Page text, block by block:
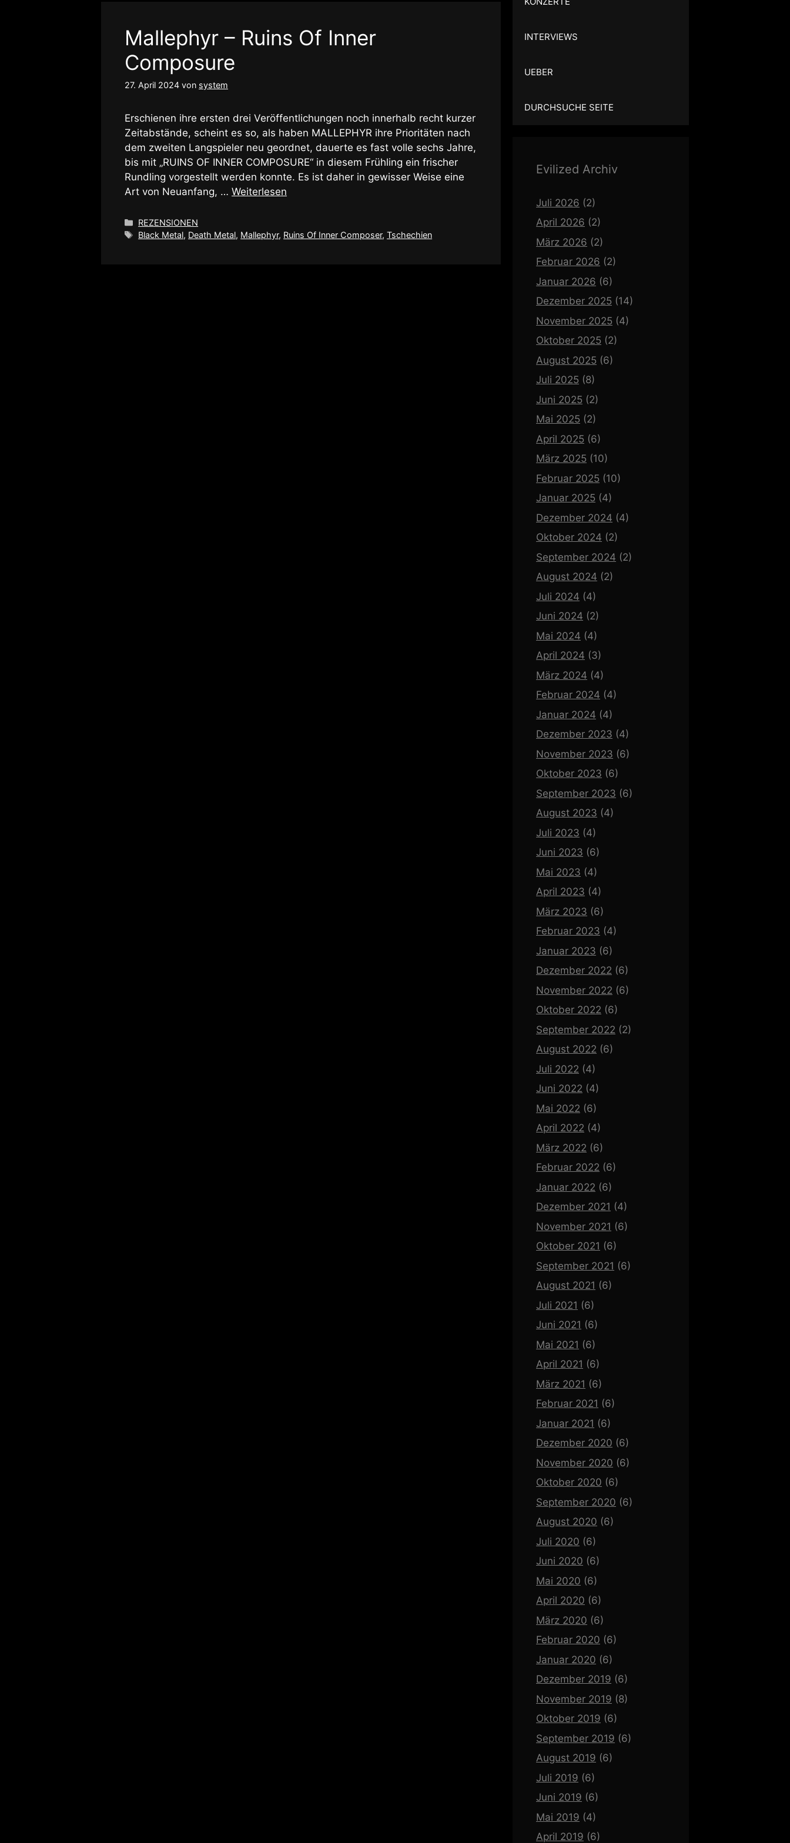
Mallephyr – Ruins Of Inner
Composure
27. April 2024 von system
Erschienen ihre ersten drei Veröffentlichungen noch innerhalb recht kurzer
Zeitabstände, scheint es so, als haben MALLEPHYR ihre Prioritäten nach
dem zweiten Langspieler neu geordnet, dauerte es fast volle sechs Jahre,
bis mit „RUINS OF INNER COMPOSURE“ in diesem Frühling ein frischer
Rundling vorgestellt werden konnte. Es ist daher in gewisser Weise eine
Art von Neuanfang, … Weiterlesen
Kategorien
REZENSIONEN
Schlagwörter
Black Metal, Death Metal, Mallephyr, Ruins Of Inner Composer,Tschechien
INTERVIEWS
UEBER
DURCHSUCHE SEITE
Evilized Archiv
Juli 2026 (2)
April 2026 (2)
März 2026 (2)
Februar 2026 (2)
Januar 2026 (6)
Dezember 2025 (14)
November 2025 (4)
Oktober 2025 (2)
August 2025 (6)
Juli 2025 (8)
Juni 2025 (2)
Mai 2025 (2)
April 2025 (6)
März 2025 (10)
Februar 2025 (10)
Januar 2025 (4)
Dezember 2024 (4)
Oktober 2024 (2)
September 2024 (2)
August 2024 (2)
Juli 2024 (4)
Juni 2024 (2)
Mai 2024 (4)
April 2024 (3)
März 2024 (4)
Februar 2024 (4)
Januar 2024 (4)
Dezember 2023 (4)
November 2023 (6)
Oktober 2023 (6)
September 2023 (6)
August 2023 (4)
Juli 2023 (4)
Juni 2023 (6)
Mai 2023 (4)
April 2023 (4)
März 2023 (6)
Februar 2023 (4)
Januar 2023 (6)
Dezember 2022 (6)
November 2022 (6)
Oktober 2022 (6)
September 2022 (2)
August 2022 (6)
Juli 2022 (4)
Juni 2022 (4)
Mai 2022 (6)
April 2022 (4)
März 2022 (6)
Februar 2022 (6)
Januar 2022 (6)
Dezember 2021 (4)
November 2021 (6)
Oktober 2021 (6)
September 2021 (6)
August 2021 (6)
Juli 2021 (6)
Juni 2021 (6)
Mai 2021 (6)
April 2021 (6)
März 2021 (6)
Februar 2021 (6)
Januar 2021 (6)
Dezember 2020 (6)
November 2020 (6)
Oktober 2020 (6)
September 2020 (6)
August 2020 (6)
Juli 2020 (6)
Juni 2020 (6)
Mai 2020 (6)
April 2020 (6)
März 2020 (6)
Februar 2020 (6)
Januar 2020 (6)
Dezember 2019 (6)
November 2019 (8)
Oktober 2019 (6)
September 2019 (6)
August 2019 (6)
Juli 2019 (6)
Juni 2019 (6)
Mai 2019 (4)
April 2019 (6)